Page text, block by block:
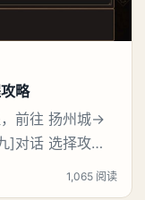
略
前往 扬州城→
]对话 选择攻
】后可获得：
1,065 阅读